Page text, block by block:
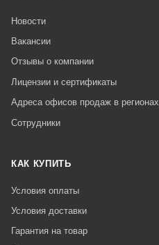
Новости
Вакансии
Отзывы о компании
Лицензии и сертификаты
Адреса офисов продаж в регионах
Сотрудники
КАК КУПИТЬ
Условия оплаты
Условия доставки
Гарантия на товар